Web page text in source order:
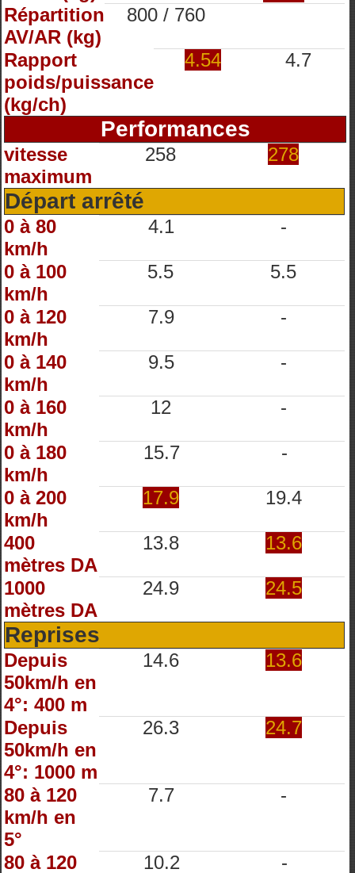
Répartition
AV/AR (kg)
800 / 760
Rapport
poids/puissance
(kg/ch)
4.54 4.7
Performances
vitesse
maximum
258 278
Départ arrêté
0 à 80
km/h
4.1 -
0 à 100
km/h
5.5 5.5
0 à 120
km/h
7.9 -
0 à 140
km/h
9.5 -
0 à 160
km/h
12 -
0 à 180
km/h
15.7 -
0 à 200
km/h
17.9 19.4
400
mètres DA
13.8 13.6
1000
mètres DA
24.9 24.5
Reprises
Depuis
50km/h en
4°: 400 m
14.6 13.6
Depuis
50km/h en
4°: 1000 m
26.3 24.7
80 à 120
km/h en
5°
7.7 -
80 à 120 10.2 -